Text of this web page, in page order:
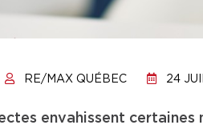
RE/MAX QUÉBEC 24
envahissent